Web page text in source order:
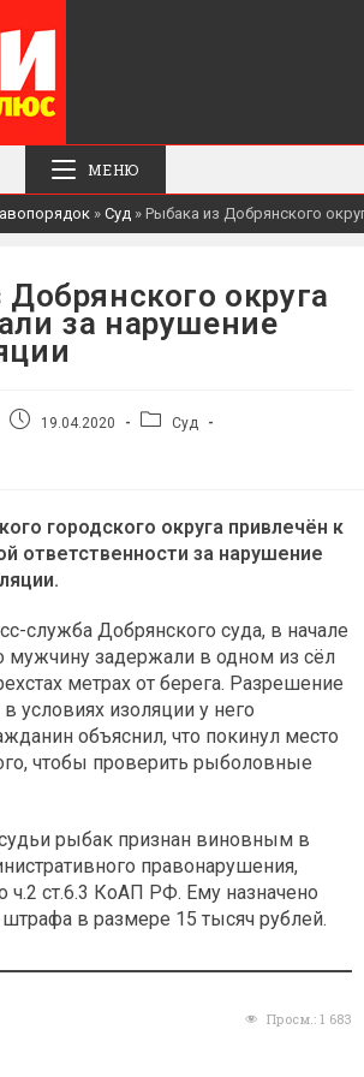
МЕНЮ
» Суд » Рыбака из Добрянского
округа
за нарушение
Запись19.04.2020
Рубрика
Суд
городского округа привлечён к
ответственности за нарушение
служба Добрянского суда, в начале
мужчину задержали в одном из сёл
метрах от берега. Разрешение
условиях изоляции у него
объяснил, что покинул место
чтобы проверить рыболовные
рыбак признан виновным в
правонарушения,
ч.2 ст.6.3 КоАП РФ. Ему назначено
в размере 15 тысяч рублей.
Просм.: 1 683